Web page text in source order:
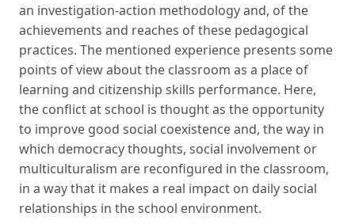
an investigation-action methodology and, of the
achievements and reaches of these pedagogical
practices. The mentioned experience presents some
points of view about the classroom as a place of
learning and citizenship skills performance. Here,
the conflict at school is thought as the opportunity
to improve good social coexistence and, the way in
which democracy thoughts, social involvement or
multiculturalism are reconfigured in the classroom,
in a way that it makes a real impact on daily social
relationships in the school environment.